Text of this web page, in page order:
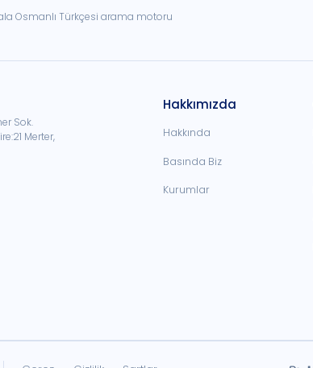
Osmanlı Türkçesi arama motoru
Sok.
Merter,
Hakkımızda
Hakkında
Basında Biz
Kurumlar